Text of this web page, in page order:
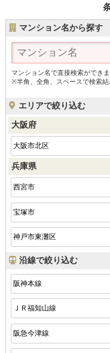
マンション名から探す
マンション名で直接検索ができま
※半角、全角、スペースで検索結
エリアで絞り込む
大阪府
大阪市北区
兵庫県
西宮市
宝塚市
神戸市東灘区
沿線で絞り込む
阪神本線
ＪＲ福知山線
阪急今津線